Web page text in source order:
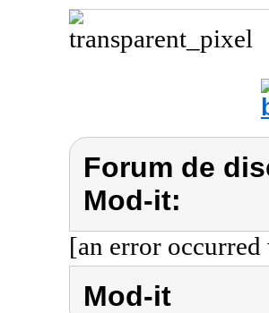
Forum de
Mod-it:
[an error
Mod-it